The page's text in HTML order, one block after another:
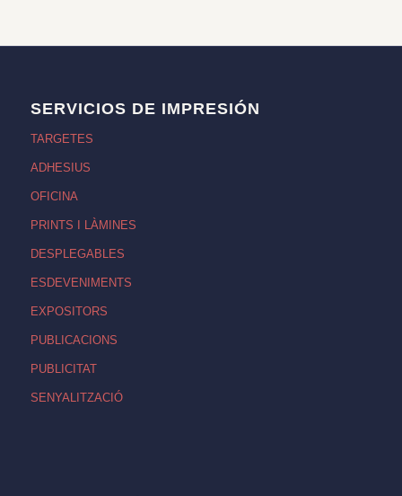
SERVICIOS DE IMPRESIÓN
TARGETES
ADHESIUS
OFICINA
PRINTS I LÀMINES
DESPLEGABLES
ESDEVENIMENTS
EXPOSITORS
PUBLICACIONS
PUBLICITAT
SENYALITZACIÓ